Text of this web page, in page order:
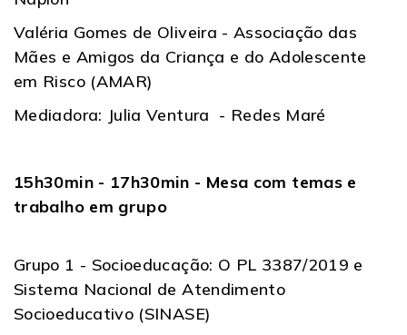
Valéria Gomes de Oliveira - Associação das
Mães e Amigos da Criança e do Adolescente
em Risco (AMAR)
Mediadora: Julia Ventura - Redes Maré
15h30min - 17h30min - Mesa com temas e
trabalho em grupo
Grupo 1 - Socioeducação: O PL 3387/2019 e
Sistema Nacional de Atendimento
Socioeducativo (SINASE)